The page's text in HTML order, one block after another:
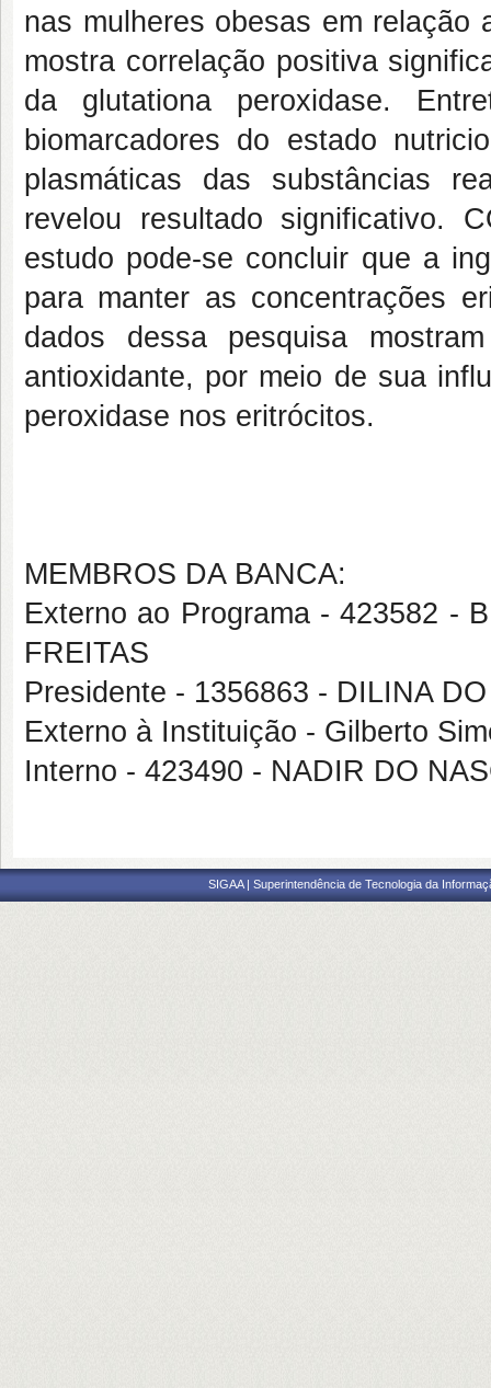
nas mulheres obesas em relação
mostra correlação positiva
da glutationa peroxidase.
biomarcadores do estado
plasmáticas das substâncias
revelou resultado significativo.
estudo pode-se concluir que a
para manter as concentrações
dados dessa pesquisa
antioxidante, por meio de sua
peroxidase nos eritrócitos.
MEMBROS DA BANCA:
Externo ao Programa - 423582 -
FREITAS
Presidente - 1356863 - DILINA
Externo à Instituição - Gilberto
Interno - 423490 - NADIR DO
SIGAA | Superintendência de Tecnologia da